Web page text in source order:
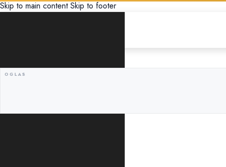
Skip to main content Skip to footer